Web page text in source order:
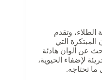
الطلاء، وتقدم
التي
عن ألوان هادئة
لإضفاء الحيوية،
ما تحتاجه.